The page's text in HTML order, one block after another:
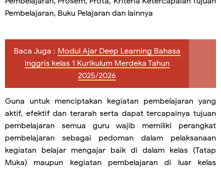
Pembelajaran, Buku Pelajaran dan lainnya
Baca Juga : Modul Ajar Deep Learning Bahasa
Inggris kelas 1 Kurikulum Merdeka Tahun
2025/2026
Guna untuk menciptakan kegiatan pembelajaran yang
aktif, efektif dan terarah serta dapat tercapainya tujuan
pembelajaran semua guru wajib memiliki perangkat
pembelajaran sebagai pedoman dalam pelaksanaan
kegiatan belajar mengajar baik di dalam kelas (Tatap
Muka) maupun kegiatan pembelajaran di luar kelas